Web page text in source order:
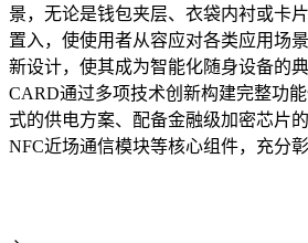
景，无论是钱包夹层、衣袋内衬或卡
置入，使使用者从容应对各类应用场
新设计，使其成为智能化随身设备的
CARD通过多项技术创新构建完整功
式的供电方案、配备金融级加密芯片
NFC近场通信模块等核心组件，充分